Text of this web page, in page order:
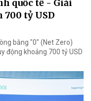
quốc tế - Giải
tỷ USD
bằng "0" (Net Zero)
động khoảng 700 tỷ USD